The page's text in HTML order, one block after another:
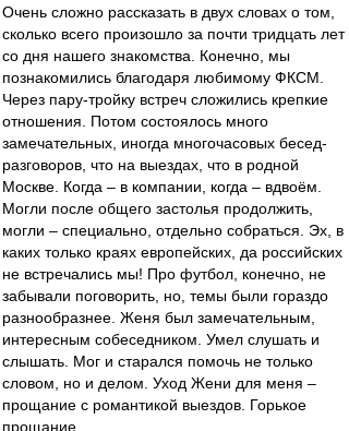
Очень сложно рассказать в двух словах о том,
сколько всего произошло за почти тридцать лет
со дня нашего знакомства. Конечно, мы
познакомились благодаря любимому ФКСМ.
Через пару-тройку встреч сложились крепкие
отношения. Потом состоялось много
замечательных, иногда многочасовых бесед-
разговоров, что на выездах, что в родной
Москве. Когда – в компании, когда – вдвоём.
Могли после общего застолья продолжить,
могли – специально, отдельно собраться. Эх, в
каких только краях европейских, да российских
не встречались мы! Про футбол, конечно, не
забывали поговорить, но, темы были гораздо
разнообразнее. Женя был замечательным,
интересным собеседником. Умел слушать и
слышать. Мог и старался помочь не только
словом, но и делом. Уход Жени для меня –
прощание с романтикой выездов. Горькое
прощание…